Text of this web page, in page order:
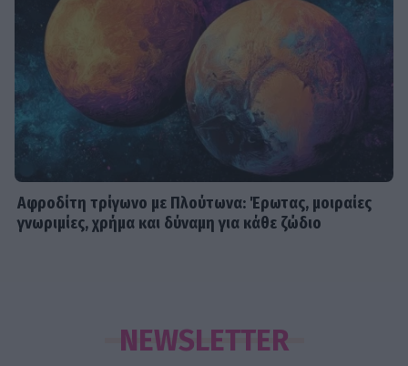
Αφροδίτη τρίγωνο με Πλούτωνα: Έρωτας, μοιραίες
γνωριμίες, χρήμα και δύναμη για κάθε ζώδιο
NEWSLETTER